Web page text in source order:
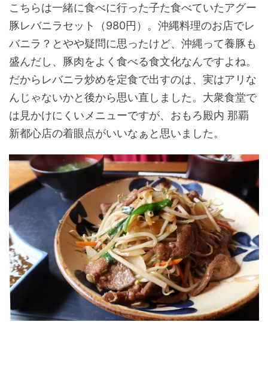
こちらは一緒に食べに行った子た食べていたアグー
豚レバニラセット（980円）。沖縄料理のお店でレ
バニラ？とやや疑問に思ったけど、沖縄って養豚も
盛んだし、豚肉をよく食べる食文化なんですよね。
だからレバニラ炒めを定食で出すのは、実はアリな
んじゃないかと後から思い直しました。大衆食堂で
は見かけにくいメニューですが、おもろ殿内 那覇
新都心店の着眼点がいいなぁと思いました。